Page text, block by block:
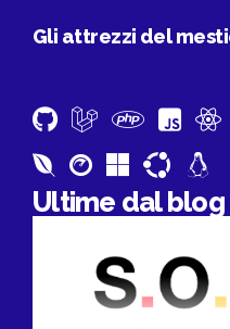
Gli attrezzi del
Ultime dal blog